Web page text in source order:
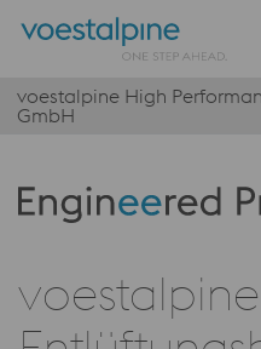
voestalpine High
GmbH
Produktkategorie:
voestalpine